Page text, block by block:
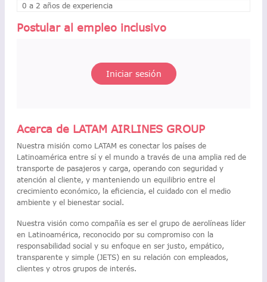
0 a 2 años de experiencia
Postular al empleo inclusivo
Iniciar sesión
Acerca de LATAM AIRLINES GROUP
Nuestra misión como LATAM es conectar los países de
Latinoamérica entre sí y el mundo a través de una amplia red de
transporte de pasajeros y carga, operando con seguridad y
atención al cliente, y manteniendo un equilibrio entre el
crecimiento económico, la eficiencia, el cuidado con el medio
ambiente y el bienestar social.
Nuestra visión como compañía es ser el grupo de aerolíneas líder
en Latinoamérica, reconocido por su compromiso con la
responsabilidad social y su enfoque en ser justo, empático,
transparente y simple (JETS) en su relación con empleados,
clientes y otros grupos de interés.